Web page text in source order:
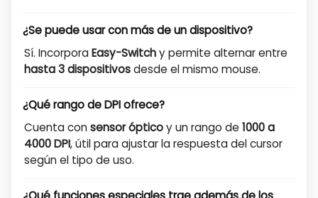
¿Se puede usar con más de un dispositivo?
Sí. IncorporaEasy-Switchy permite alternar entre
hasta 3 dispositivosdesde el mismo mouse.
¿Qué rango de DPI ofrece?
Cuenta consensor ópticoy un rango de 1000 a
4000 DPI, útil para ajustar la respuesta del cursor
según el tipo de uso.